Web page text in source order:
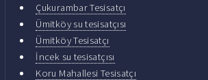
Çukurambar Tesisatçı
Ümitköy su tesisatçısı
Ümitköy Tesisatçı
İncek su tesisatçısı
Koru Mahallesi Tesisatçı